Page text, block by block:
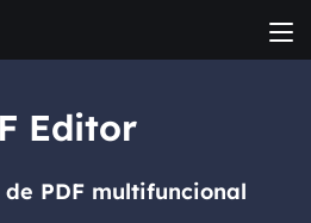
Editor
PDF multifuncional